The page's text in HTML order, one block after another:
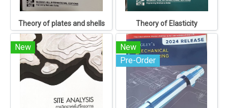
Theory of plates and shells Theory of Elasticity
New
New
Pre-Order